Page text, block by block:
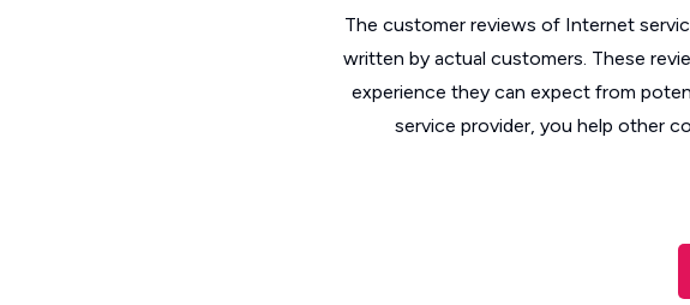
The customer reviews of Internet
written by actual customers. These
experience they can expect from
service provider, you help other